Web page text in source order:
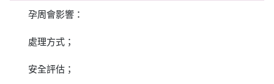
孕周會影響：
處理方式；
安全評估；